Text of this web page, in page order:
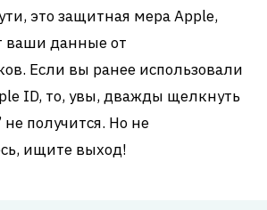
это защитная мера Apple,
ваши данные от
Если вы ранее использовали
ID, то, увы, дважды щелкнуть
получится. Но не
ищите выход!